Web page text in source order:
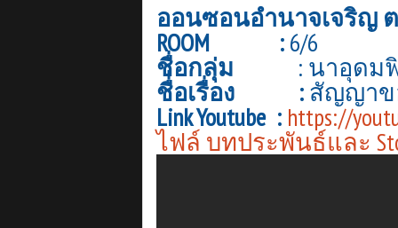
ออนซอนอำนาจเจริญ
ROOM :6/6
ชื่อกลุ่ม : นาอุด
ชื่่อเรื่อง :สัญญาข
Link Youtube : https://
ไฟล์ บทประพันธ์และ